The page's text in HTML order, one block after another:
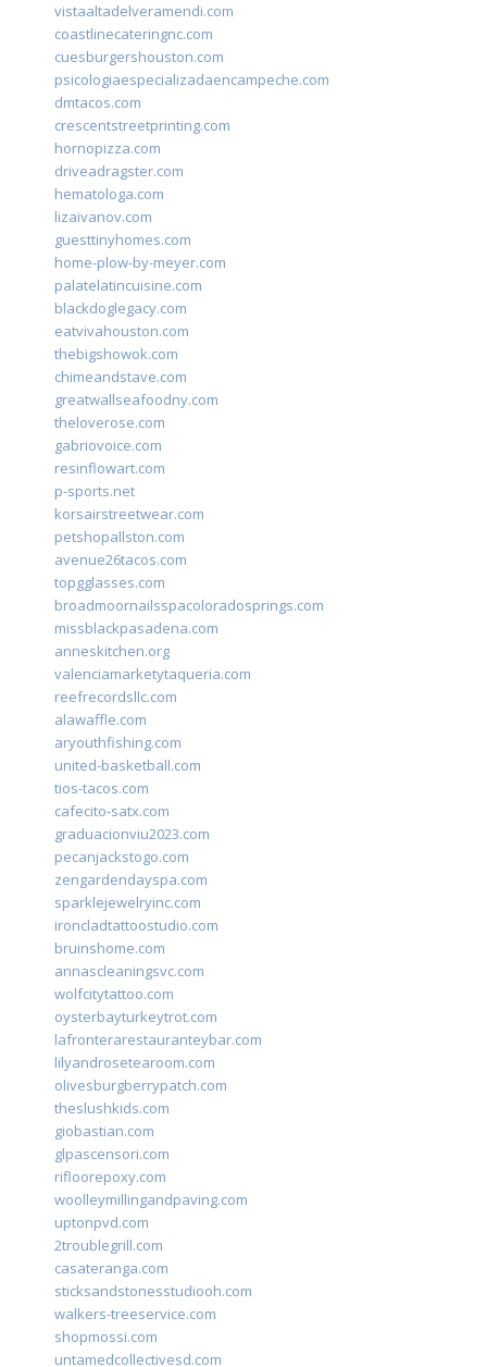
vistaaltadelveramendi.com
coastlinecateringnc.com
cuesburgershouston.com
psicologiaespecializadaencampeche.com
dmtacos.com
crescentstreetprinting.com
hornopizza.com
driveadragster.com
hematologa.com
lizaivanov.com
guesttinyhomes.com
home-plow-by-meyer.com
palatelatincuisine.com
blackdoglegacy.com
eatvivahouston.com
thebigshowok.com
chimeandstave.com
greatwallseafoodny.com
theloverose.com
gabriovoice.com
resinflowart.com
p-sports.net
korsairstreetwear.com
petshopallston.com
avenue26tacos.com
topgglasses.com
broadmoornailsspacoloradosprings.com
missblackpasadena.com
anneskitchen.org
valenciamarketytaqueria.com
reefrecordsllc.com
alawaffle.com
aryouthfishing.com
united-basketball.com
tios-tacos.com
cafecito-satx.com
graduacionviu2023.com
pecanjackstogo.com
zengardendayspa.com
sparklejewelryinc.com
ironcladtattoostudio.com
bruinshome.com
annascleaningsvc.com
wolfcitytattoo.com
oysterbayturkeytrot.com
lafronterarestauranteybar.com
lilyandrosetearoom.com
olivesburgberrypatch.com
theslushkids.com
giobastian.com
glpascensori.com
rifloorepoxy.com
woolleymillingandpaving.com
uptonpvd.com
2troublegrill.com
casateranga.com
sticksandstonesstudiooh.com
walkers-treeservice.com
shopmossi.com
untamedcollectivesd.com